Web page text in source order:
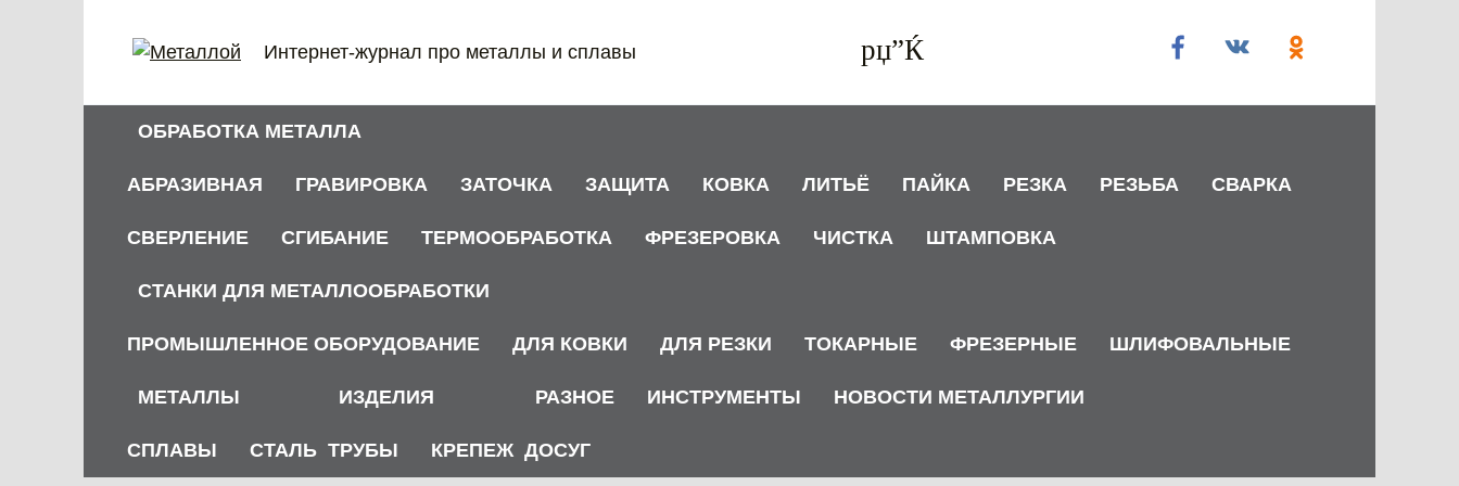
Интернет-журнал про металлы и сплавы
ОБРАБОТКА МЕТАЛЛА
АБРАЗИВНАЯ ГРАВИРОВКА ЗАТОЧКА ЗАЩИТА КОВКА ЛИТЬЁ ПАЙКА РЕЗКА РЕЗЬБА СВАРКА
СВЕРЛЕНИЕ СГИБАНИЕ ТЕРМООБРАБОТКА ФРЕЗЕРОВКА ЧИСТКА ШТАМПОВКА
СТАНКИ ДЛЯ МЕТАЛЛООБРАБОТКИ
ПРОМЫШЛЕННОЕ ОБОРУДОВАНИЕ ДЛЯ КОВКИ ДЛЯ РЕЗКИ ТОКАРНЫЕ ФРЕЗЕРНЫЕ ШЛИФОВАЛЬНЫЕ
МЕТАЛЛЫ
СПЛАВЫ СТАЛЬ
ИЗДЕЛИЯ
ТРУБЫ КРЕПЕЖ
РАЗНОЕ
ДОСУГ
ИНСТРУМЕНТЫ НОВОСТИ МЕТАЛЛУРГИИ